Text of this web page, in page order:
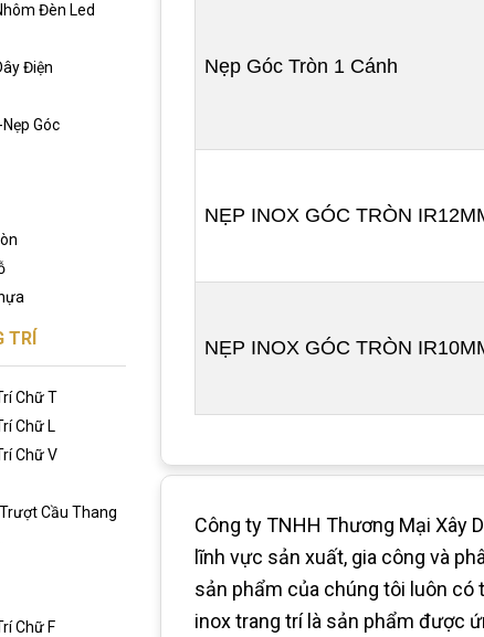
Đèn Led
Điện
Góc
TRÍ
Chữ T
Chữ L
Chữ V
Cầu Thang
Chữ F
Nẹp Góc Tròn 1 Cánh
NẸP INOX GÓC TRÒN
NẸP INOX GÓC TRÒN
Công ty TNHH Thương Mại Xây
lĩnh vực sản xuất, gia công và
sản phẩm của chúng tôi luôn có
inox trang trí là sản phẩm được